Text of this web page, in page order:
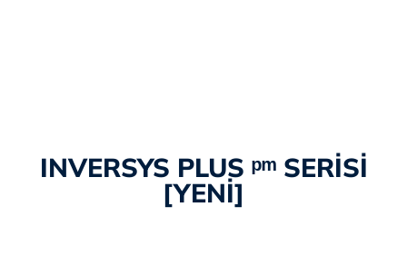
INVERSYS PLUS ᵖᵐ SERİSİ
[YENİ]